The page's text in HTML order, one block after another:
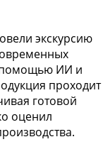
экскурсию
помощью ИИ и
проходит
готовой
оценил